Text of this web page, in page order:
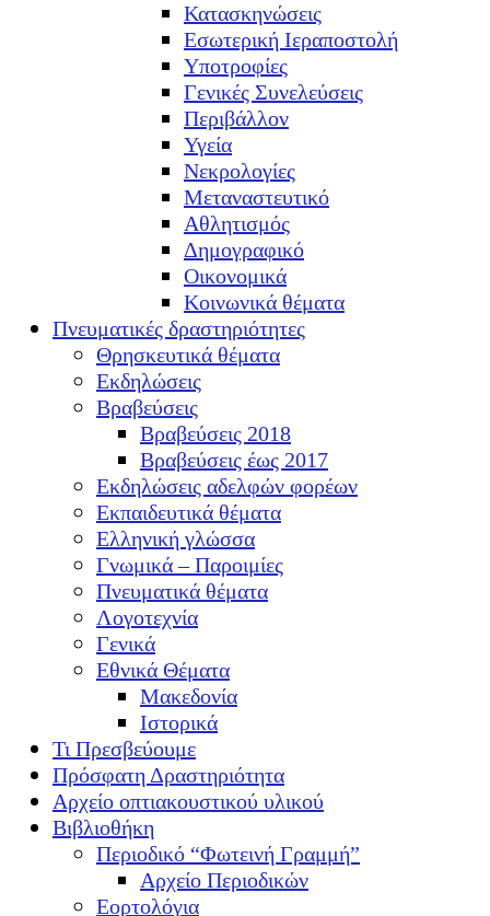
Κατασκηνώσεις
Εσωτερική Ιεραποστολή
Υποτροφίες
Γενικές Συνελεύσεις
Περιβάλλον
Υγεία
Νεκρολογίες
Μεταναστευτικό
Αθλητισμός
Δημογραφικό
Οικονομικά
Κοινωνικά θέματα
Πνευματικές δραστηριότητες
Θρησκευτικά θέματα
Εκδηλώσεις
Βραβεύσεις
Βραβεύσεις 2018
Βραβεύσεις έως 2017
Εκδηλώσεις αδελφών φορέων
Εκπαιδευτικά θέματα
Ελληνική γλώσσα
Γνωμικά – Παροιμίες
Πνευματικά θέματα
Λογοτεχνία
Γενικά
Εθνικά Θέματα
Μακεδονία
Ιστορικά
Τι Πρεσβεύουμε
Πρόσφατη Δραστηριότητα
Αρχείο οπτιακουστικού υλικού
Βιβλιοθήκη
Περιοδικό “Φωτεινή Γραμμή”
Αρχείο Περιοδικών
Εορτολόγια